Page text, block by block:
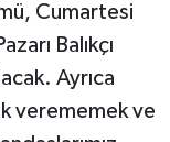
Cumartesi
Balıkçı
Ayrıca
verememek ve